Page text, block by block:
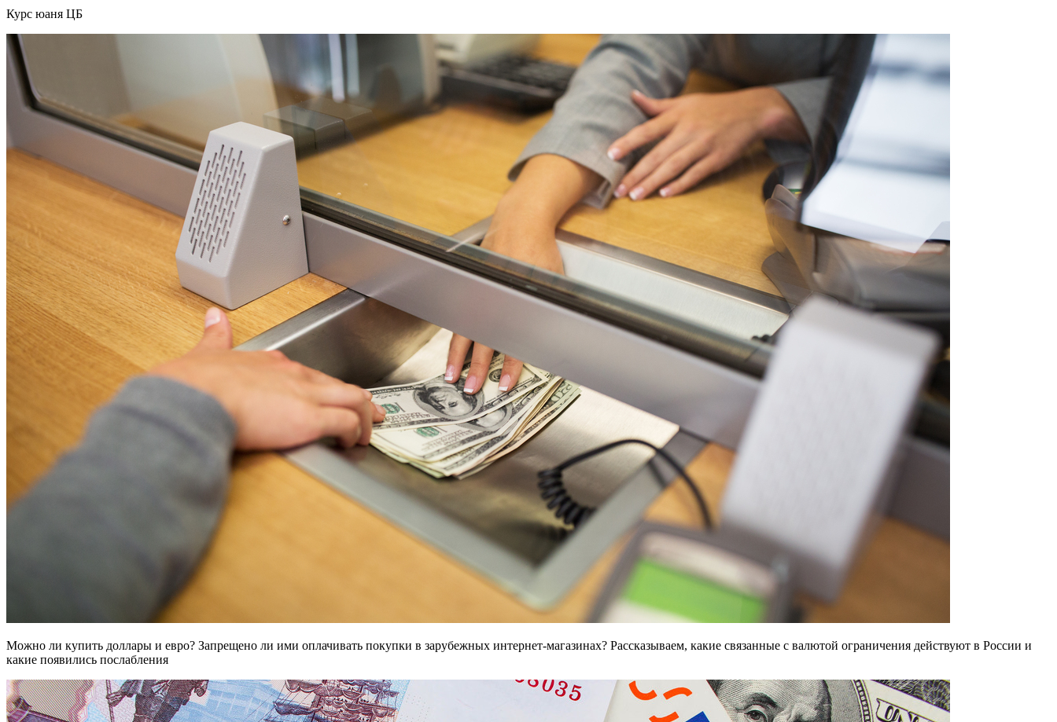
Курс юаня ЦБ
Можно ли купить доллары и евро? Запрещено ли ими оплачивать покупки в зарубежных интернет-магазинах? Рассказываем, какие связанные с валютой ограничения действуют в России и
какие появились послабления